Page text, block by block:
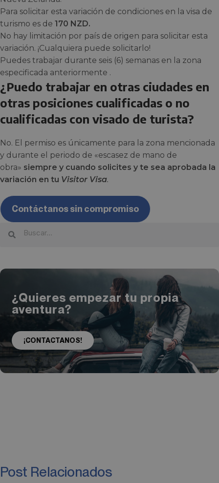
Para solicitar esta variación de condiciones en la visa de
turismo es de 170 NZD.
No hay limitación por país de origen para solicitar esta
variación. ¡Cualquiera puede solicitarlo!
Puedes trabajar durante seis (6) semanas en la zona
especificada anteriormente .
¿Puedo trabajar en otras ciudades en
otras posiciones cualificadas o no
cualificadas con visado de turista?
No. El permiso es únicamente para la zona mencionada
y durante el periodo de «escasez de mano de
obra» siempre y cuando solicites y te sea aprobada la
variación en tu Visitor Visa.
Contáctanos sin compromiso
¿Quieres empezar tu propia
aventura?
¡CONTACTANOS!
Post Relacionados